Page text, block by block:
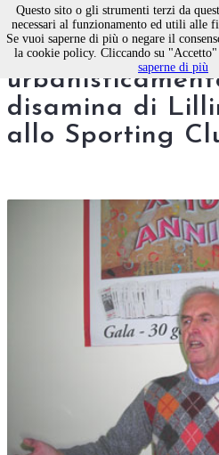
Molfetta, città
disamina di
allo Sporting
Questo sito o gli strumenti terzi da
necessari al funzionamento ed utili alle
Se vuoi saperne di più o negare il
la cookie policy. Cliccando su "Accetto"
saperne di più